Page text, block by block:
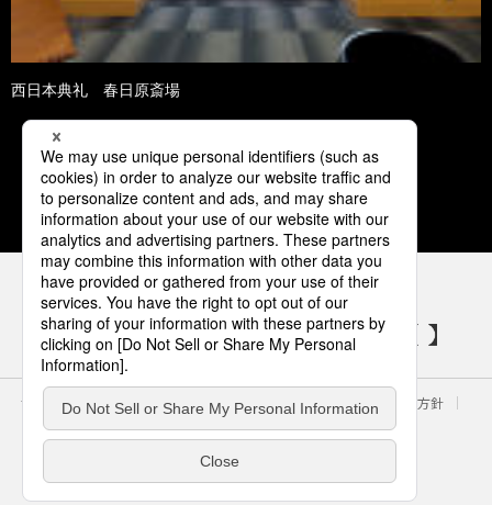
西日本典礼 春日原斎場
1
パナソニックの電気設備 SNSアカウント
サイトのご利用にあたって クッキーポリシー
個人情報保護方針
パナソニック ホールディングス
Area/Country
電気・建築設備（ビジネス）